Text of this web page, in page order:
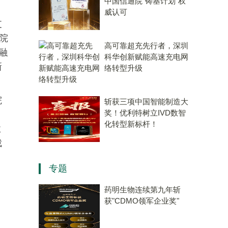
威认可
高可靠超充先行者，深圳
科华创新赋能高速充电网
络转型升级
斩获三项中国智能制造大
奖！优利特树立IVD数智
化转型新标杆！
专题
药明生物连续第九年斩
获"CDMO领军企业奖"